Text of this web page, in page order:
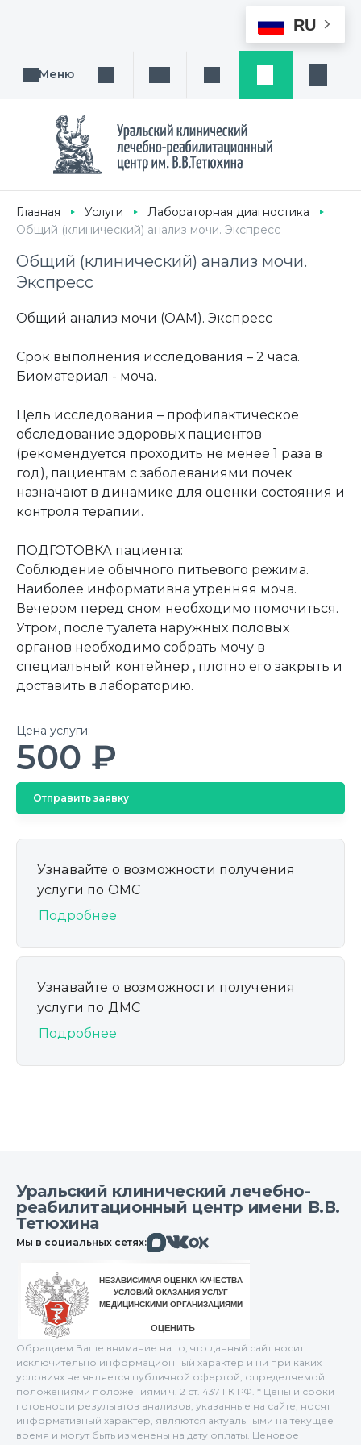
RU
Меню Поиск услуги, направления или врача
Написать намЗаказ звонка
Главная Услуги
Лабораторная диагностика
Общий (клинический) анализ мочи. Экспресс
Общий (клинический) анализ мочи.
Экспресс
Общий анализ мочи (ОАМ). Экспресс
Срок выполнения исследования – 2 часа.
Биоматериал - моча.
Цель исследования – профилактическое
обследование здоровых пациентов
(рекомендуется проходить не менее 1 раза в
год), пациентам с заболеваниями почек
назначают в динамике для оценки состояния и
контроля терапии.
ПОДГОТОВКА пациента:
Соблюдение обычного питьевого режима.
Наиболее информативна утренняя моча.
Вечером перед сном необходимо помочиться.
Утром, после туалета наружных половых
органов необходимо собрать мочу в
специальный контейнер , плотно его закрыть и
доставить в лабораторию.
Цена услуги:
500 ₽
Отправить заявку
Узнавайте о возможности получения
услуги по ОМС
Подробнее
Узнавайте о возможности получения
услуги по ДМС
Подробнее
Уральский клинический лечебно-
реабилитационный центр имени В.В.
Тетюхина
Мы в социальных сетях:МаксВконтактеОдноклассники
Обращаем Ваше внимание на то, что данный сайт носит
исключительно информационный характер и ни при каких
условиях не является публичной офертой, определяемой
положениями положениями ч. 2 ст. 437 ГК РФ. * Цены и сроки
готовности результатов анализов, указанные на сайте, носят
информативный характер, являются актуальными на текущее
время и могут быть изменены на дату оплаты. Ценовое